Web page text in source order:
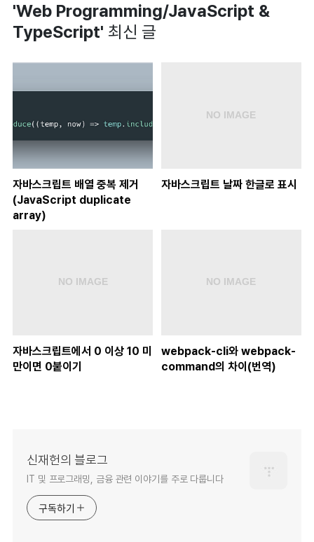
'Web Programming/JavaScript &
TypeScript' 최신 글
자바스크립트 배열 중복 제거
(JavaScript duplicate
array)
자바스크립트 날짜 한글로 표시
자바스크립트에서 0 이상 10 미
만이면 0붙이기
webpack-cli와 webpack-
command의 차이(번역)
신재헌의 블로그
IT 및 프로그래밍, 금융 관련 이야기를 주로 다룹니다
구독하기